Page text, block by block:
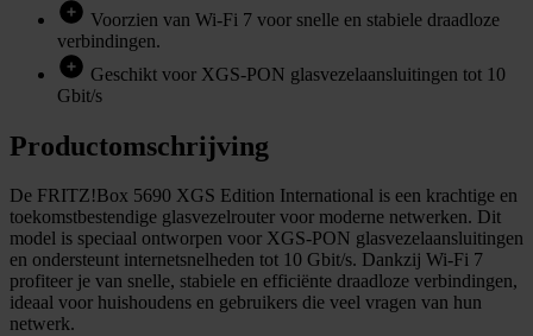
Voorzien van Wi-Fi 7 voor snelle en stabiele draadloze
verbindingen.
Geschikt voor XGS-PON glasvezelaansluitingen tot 10
Gbit/s
Productomschrijving
De FRITZ!Box 5690 XGS Edition International is een krachtige en
toekomstbestendige glasvezelrouter voor moderne netwerken. Dit
model is speciaal ontworpen voor XGS-PON glasvezelaansluitingen
en ondersteunt internetsnelheden tot 10 Gbit/s. Dankzij Wi-Fi 7
profiteer je van snelle, stabiele en efficiënte draadloze verbindingen,
ideaal voor huishoudens en gebruikers die veel vragen van hun
netwerk.